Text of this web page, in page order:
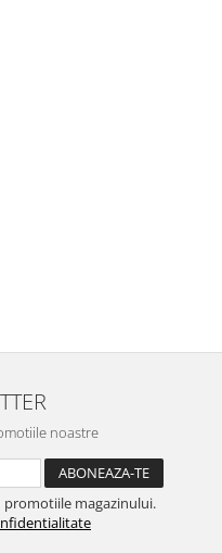
noastre
promotiile magazinului.